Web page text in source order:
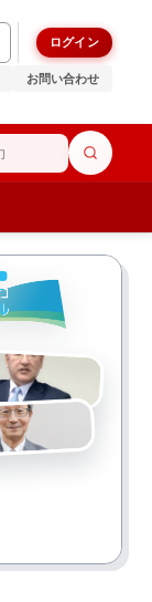
ログイン
お問い合わせ